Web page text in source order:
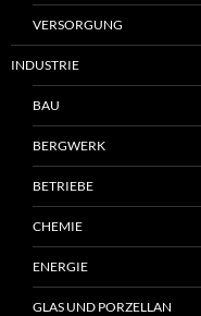
VERSORGUNG
INDUSTRIE
BAU
BERGWERK
BETRIEBE
CHEMIE
ENERGIE
GLAS UND PORZELLAN